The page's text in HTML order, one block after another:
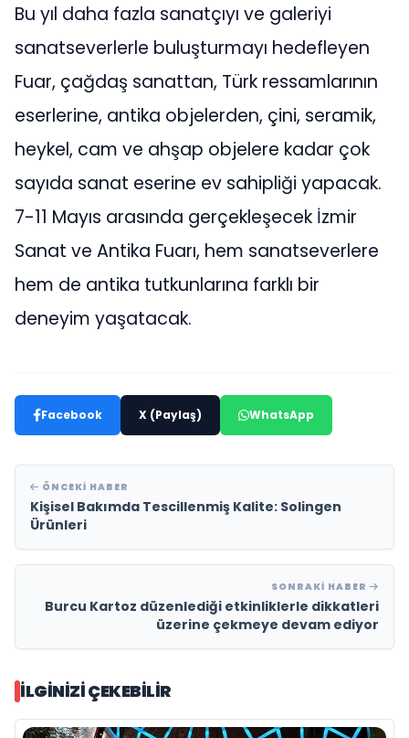
Bu yıl daha fazla sanatçıyı ve galeriyi
sanatseverlerle buluşturmayı hedefleyen
Fuar, çağdaş sanattan, Türk ressamlarının
eserlerine, antika objelerden, çini, seramik,
heykel, cam ve ahşap objelere kadar çok
sayıda sanat eserine ev sahipliği yapacak.
7-11 Mayıs arasında gerçekleşecek İzmir
Sanat ve Antika Fuarı, hem sanatseverlere
hem de antika tutkunlarına farklı bir
deneyim yaşatacak.
Facebook X (Paylaş) WhatsApp
ÖNCEKI HABER
Kişisel Bakımda Tescillenmiş Kalite: Solingen
Ürünleri
SONRAKI HABER
Burcu Kartoz düzenlediği etkinliklerle dikkatleri
üzerine çekmeye devam ediyor
İLGINIZI ÇEKEBILIR